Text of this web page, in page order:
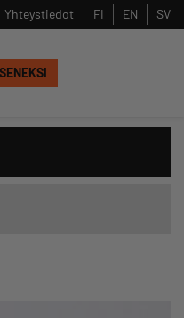
Yhteystiedot FI EN SV
Sulje